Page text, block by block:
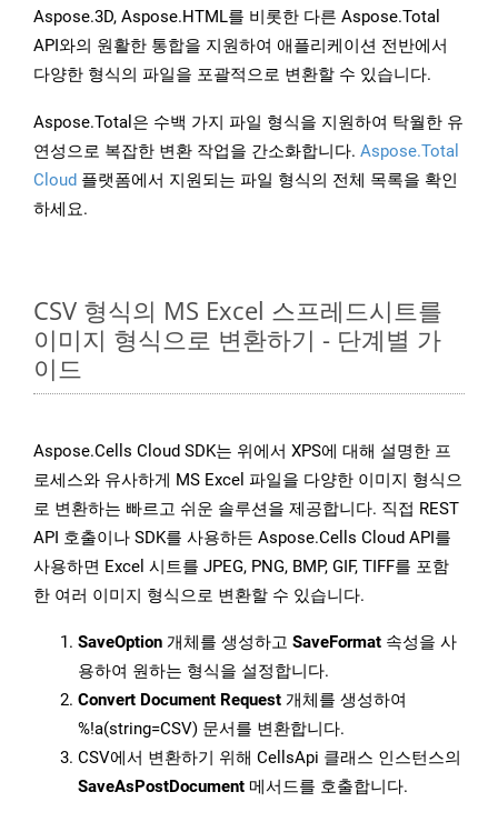
Aspose.3D, Aspose.HTML를 비롯한 다른 Aspose.Total
API와의 원활한 통합을 지원하여 애플리케이션 전반에서
다양한 형식의 파일을 포괄적으로 변환할 수 있습니다.
Aspose.Total은 수백 가지 파일 형식을 지원하여 탁월한 유
연성으로 복잡한 변환 작업을 간소화합니다. Aspose.Total
Cloud 플랫폼에서 지원되는 파일 형식의 전체 목록을 확인
하세요.
CSV 형식의 MS Excel 스프레드시트를
이미지 형식으로 변환하기 - 단계별 가
이드
Aspose.Cells Cloud SDK는 위에서 XPS에 대해 설명한 프
로세스와 유사하게 MS Excel 파일을 다양한 이미지 형식으
로 변환하는 빠르고 쉬운 솔루션을 제공합니다. 직접 REST
API 호출이나 SDK를 사용하든 Aspose.Cells Cloud API를
사용하면 Excel 시트를 JPEG, PNG, BMP, GIF, TIFF를 포함
한 여러 이미지 형식으로 변환할 수 있습니다.
SaveOption 개체를 생성하고 SaveFormat 속성을 사
용하여 원하는 형식을 설정합니다.
Convert Document Request 개체를 생성하여
%!a(string=CSV) 문서를 변환합니다.
CSV에서 변환하기 위해 CellsApi 클래스 인스턴스의
SaveAsPostDocument 메서드를 호출합니다.